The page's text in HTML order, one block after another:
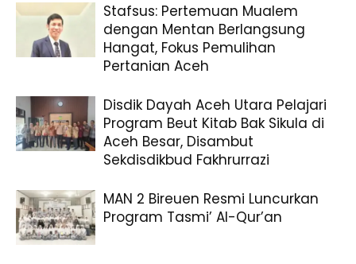
Stafsus: Pertemuan Mualem
dengan Mentan Berlangsung
Hangat, Fokus Pemulihan
Pertanian Aceh
Disdik Dayah Aceh Utara Pelajari
Program Beut Kitab Bak Sikula di
Aceh Besar, Disambut
Sekdisdikbud Fakhrurrazi
MAN 2 Bireuen Resmi Luncurkan
Program Tasmi’ Al-Qur’an